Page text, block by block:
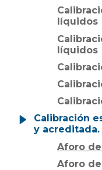
líquidos
líquidos
Calibración
y acreditada.
Aforo
Aforo